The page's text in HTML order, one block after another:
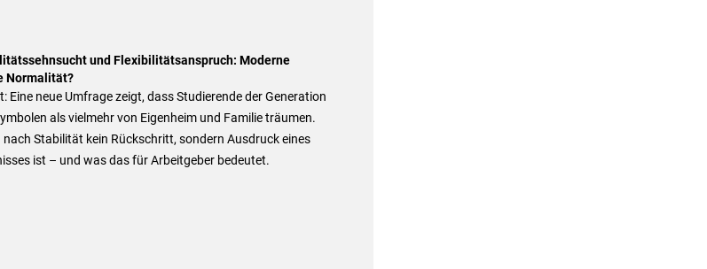
und Flexibilitätsanspruch: Moderne
Normalität?
Eine neue Umfrage zeigt, dass Studierende der Generation
als vielmehr von Eigenheim und Familie träumen.
nach Stabilität kein Rückschritt, sondern Ausdruck eines
ist – und was das für Arbeitgeber bedeutet.